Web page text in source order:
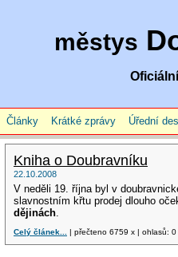
městys
Články Krátké zprávy Úřední
Kniha o Doubravníku
22.10.2008
V neděli 19. října byl v
slavnostním křtu prodej dlouho
dějinách.
Celý článek... | přečteno 6759 x | ohlasů: 0